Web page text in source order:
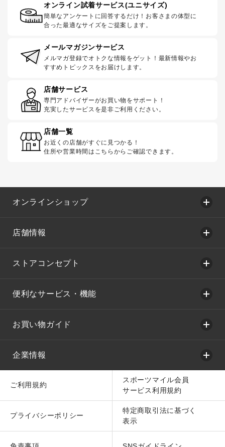
オンライン試着サービス(ユニサイズ)
簡単なアンケートに回答するだけ！お客さまの体型に
合った最適なサイズをご提案します。
メールマガジンサービス
メルマガ登録でオトクな情報をゲット！最新情報やお
すすめトピックスをお届けします。
店舗サービス
専門アドバイザーがお買い物をサポート！
充実したサービスを是非ご利用ください。
店舗一覧
お近くの店舗がすぐに見つかる！
住所や営業時間はこちらからご確認できます。
オンラインショップ
店舗情報
ストアコンセプト
便利なサービス・機能
お買い物ガイド
企業情報
ご利用規約
スポーツマイル会員
サービス利用規約
プライバシーポリシー
特定商取引法に基づく
表示